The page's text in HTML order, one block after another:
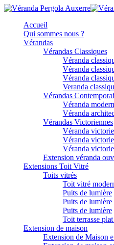
Accueil
Qui sommes nous ?
Vérandas
Vérandas Classiques
Véranda
Véranda
Véranda
Veranda
Vérandas
Véranda
Véranda
Vérandas Victoriennes
Véranda
Véranda
Véranda
Extension véranda
Extensions Toit Vitré
Toits vitrés
Toit vitré
Puits de lumière
Puits de
Puits de lumière
Toit terrasse
Extension de maison
Extension de Maison